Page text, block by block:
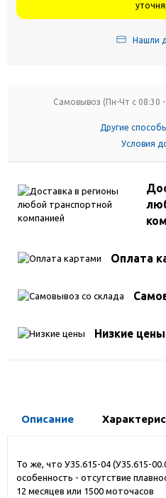
Нашли
Самовывоз (Пн-Чт с 08:30
Другие
Условия
Оплата
Низкие цены
Описание
То же, что У35.615-04 (У35.615-
особенность - отсутствие
12 месяцев или 1500 моточасов